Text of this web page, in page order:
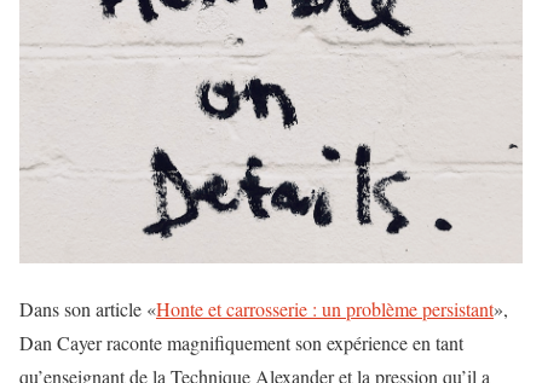
Dans son article «Honte et carrosserie : un problème persistant»,
Dan Cayer raconte magnifiquement son expérience en tant
qu’enseignant de la Technique Alexander et la pression qu’il a